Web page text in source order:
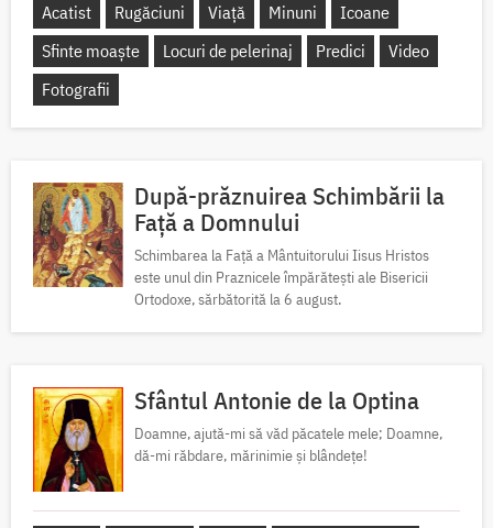
Acatist Rugăciuni Viață Minuni
Icoane
Sfinte moaște
Locuri de pelerinaj Predici
Video
Fotografii
După-prăznuirea Schimbării la
Față a Domnului
Schimbarea la Față a Mântuitorului Iisus Hristos
este unul din Praznicele împărătești ale Bisericii
Ortodoxe, sărbătorită la 6 august.
Sfântul Antonie de la Optina
Doamne, ajută-mi să văd păcatele mele; Doamne,
dă-mi răbdare, mărinimie şi blândeţe!